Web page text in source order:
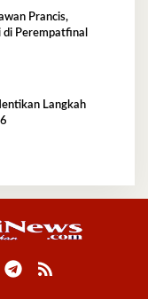
Prancis,
di Perempatfinal
Langkah